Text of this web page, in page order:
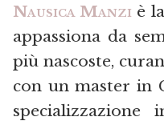
Nausica Manzi è
appassiona da
più nascoste,
con un master in